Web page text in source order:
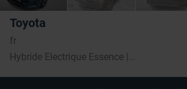
Toyota
fr